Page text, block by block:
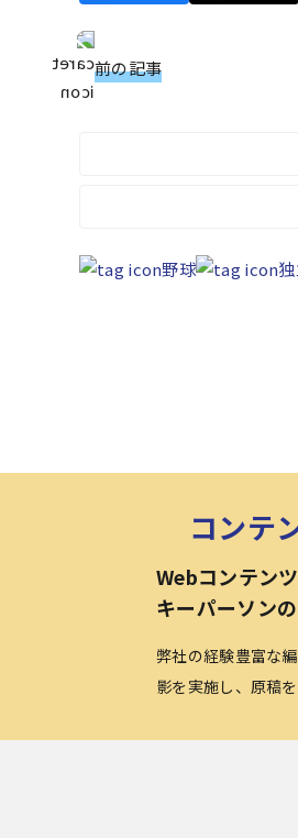
前の記事
野球
コンテ
Webコンテン
キーパーソン
弊社の経験豊富な
影を実施し、原稿